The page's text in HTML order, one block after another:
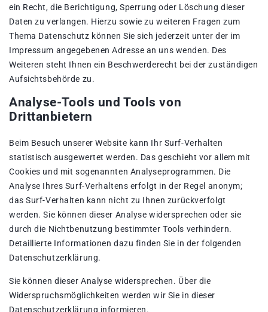
ein Recht, die Berichtigung, Sperrung oder Löschung dieser
Daten zu verlangen. Hierzu sowie zu weiteren Fragen zum
Thema Datenschutz können Sie sich jederzeit unter der im
Impressum angegebenen Adresse an uns wenden. Des
Weiteren steht Ihnen ein Beschwerderecht bei der zuständigen
Aufsichtsbehörde zu.
Analyse-Tools und Tools von
Drittanbietern
Beim Besuch unserer Website kann Ihr Surf-Verhalten
statistisch ausgewertet werden. Das geschieht vor allem mit
Cookies und mit sogenannten Analyseprogrammen. Die
Analyse Ihres Surf-Verhaltens erfolgt in der Regel anonym;
das Surf-Verhalten kann nicht zu Ihnen zurückverfolgt
werden. Sie können dieser Analyse widersprechen oder sie
durch die Nichtbenutzung bestimmter Tools verhindern.
Detaillierte Informationen dazu finden Sie in der folgenden
Datenschutzerklärung.
Sie können dieser Analyse widersprechen. Über die
Widerspruchsmöglichkeiten werden wir Sie in dieser
Datenschutzerklärung informieren.